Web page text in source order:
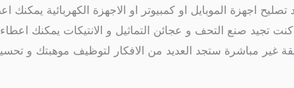
الموبايل او كمبيوتر او الاجهزة الكهربائية يمكنك
تجيد صنع التحف و عجائن التماثيل و الانتيكات يمكنك
غير مباشرة ستجد العديد من الافكار لتوظيف موهبتك و